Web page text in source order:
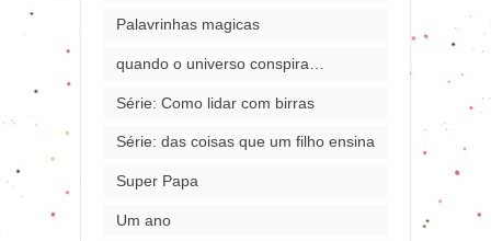
Palavrinhas magicas
quando o universo conspira…
Série: Como lidar com birras
Série: das coisas que um filho ensina
Super Papa
Um ano